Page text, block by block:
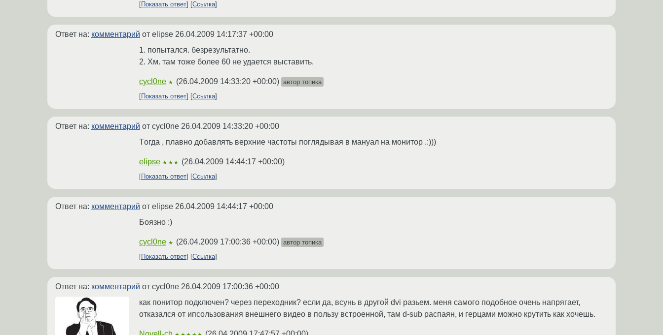
Показать ответ Ссылка
Ответ на: комментарий от elipse 26.04.2009 14:17:37 +00:00
1. попытался. безрезультатно.
2. Хм. там тоже более 60 не удается выставить.
cycl0ne ★ (26.04.2009 14:33:20 +00:00) автор топика
Показать ответ
Ссылка
Ответ на: комментарий от cycl0ne 26.04.2009 14:33:20 +00:00
Тoгда , плавно добавлять верхние частоты поглядывая в мануал на монитор .:)))
elipse ★★★ (26.04.2009 14:44:17 +00:00)
Показать ответ Ссылка
Ответ на: комментарий от elipse 26.04.2009 14:44:17 +00:00
Боязно :)
cycl0ne ★ (26.04.2009 17:00:36 +00:00) автор топика
Показать ответ
Ссылка
Ответ на: комментарий от cycl0ne 26.04.2009 17:00:36 +00:00
как понитор подключен? через переходник? если да, всунь в другой dvi разьем. меня самого подобное очень напрягает,
отказался от ипсользования внешнего видео в пользу встроенной, там d-sub распаян, и герцами можно крутить как хочешь.